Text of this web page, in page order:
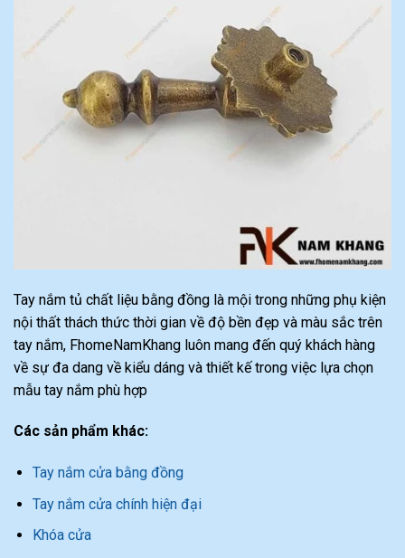
Tay nắm tủ chất liệu bằng đồng là mội trong những phụ kiện
nội thất thách thức thời gian về độ bền đẹp và màu sắc trên
tay nắm, FhomeNamKhang luôn mang đến quý khách hàng
về sự đa dang về kiểu dáng và thiết kế trong việc lựa chọn
mẫu tay nắm phù hợp
Các sản phẩm khác:
Tay nắm cửa bằng đồng
Tay nắm cửa chính hiện đại
Khóa cửa